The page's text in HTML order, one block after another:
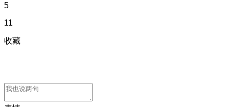
5
11
收藏